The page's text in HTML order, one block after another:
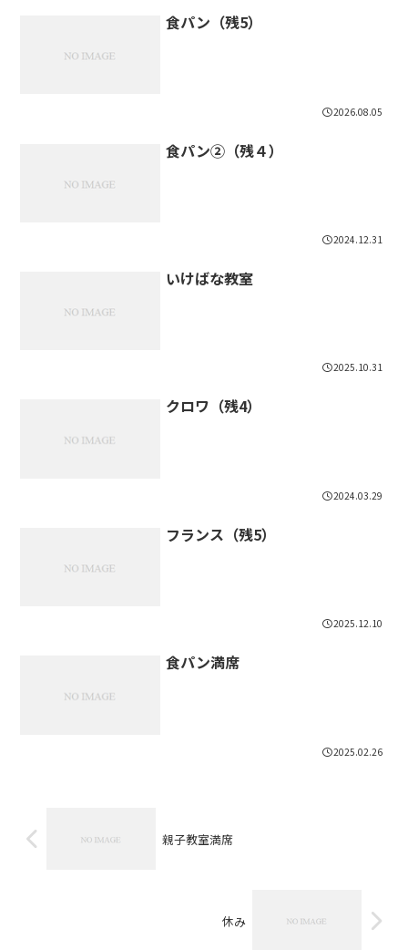
食パン（残5）
2026.08.05
食パン②（残４）
2024.12.31
いけばな教室
2025.10.31
クロワ（残4）
2024.03.29
フランス（残5）
2025.12.10
食パン満席
2025.02.26
親子教室満席
休み